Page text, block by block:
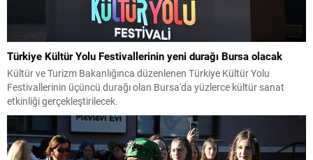
Türkiye Kültür Yolu Festivallerinin yeni durağı Bursa olacak
Kültür ve Turizm Bakanlığınca düzenlenen Türkiye Kültür Yolu
Festivallerinin üçüncü durağı olan Bursa'da yüzlerce kültür sanat
etkinliği gerçekleştirilecek.